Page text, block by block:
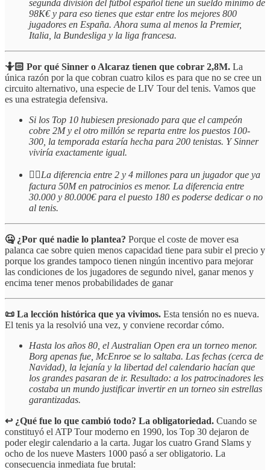
segunda división del fútbol español tiene un sueldo mínimo de
98K€ y para eso tienes que estar entre los mejores 800
jugadores en España. Ahora suma al menos la Premier,
Italia, la Bundesliga y la liga francesa.
🤷🏻 Por qué Sinner o Alcaraz tienen que cobrar 2,8M. La
única razón por la que cobran cuatro kilos es para que no se cree un
circuito alternativo, una especie de LIV Tour del tenis. Vamos que
es una estrategia defensiva.
Si los Top 10 hubiesen presionado para que el campeón
cobre 2M y el otro millón se reparta entre los puestos 100-
300, la temporada estaría hecha para 200 tenistas. Y Sinner
viviría exactamente igual.
☝🏻La diferencia entre 2 y 4 millones para un jugador que ya
factura 50M en patrocinios es menor. La diferencia entre
30.000 y 80.000€ para el puesto 180 es poderse dedicar o no
al tenis.
🤐 ¿Por qué nadie lo plantea? Porque el coste de mover esa
palanca cae sobre quien menos capacidad tiene para subir el precio y
porque los grandes tampoco tienen ningún incentivo para mejorar
las condiciones de los jugadores de segundo nivel, ganar menos y
encima tener menos probabilidades de ganar
📜 La lección histórica que ya vivimos. Esta tensión no es nueva.
El tenis ya la resolvió una vez, y conviene recordar cómo.
Hasta los años 80, el Australian Open era un torneo menor.
Borg apenas fue, McEnroe se lo saltaba. Las fechas (cerca de
Navidad), la lejanía y la libertad del calendario hacían que
los grandes pasaran de ir. Resultado: a los patrocinadores les
costaba un mundo justificar invertir en un torneo sin estrellas
garantizadas.
↩️ ¿Qué fue lo que cambió todo? La obligatoriedad. Cuando se
constituyó el ATP Tour moderno en 1990, los Top 30 dejaron de
poder elegir calendario a la carta. Jugar los cuatro Grand Slams y
ocho de los nueve Masters 1000 pasó a ser obligatorio. La
consecuencia inmediata fue brutal: